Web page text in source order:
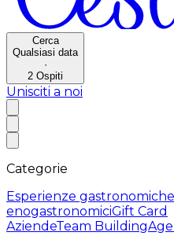
Cerca
Qualsiasi data
·
2 Ospiti
Unisciti a noi
Categorie
Esperienze gastronomiche
enogastronomiciGift Card
AziendeTeam Building